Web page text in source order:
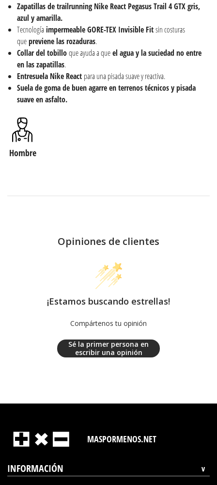
Zapatillas de trailrunning Nike React Pegasus Trail 4 GTX gris,
azul y amarilla.
Tecnología impermeable GORE-TEX Invisible Fitsin costuras
quepreviene las rozaduras.
Collar del tobilloque ayuda a queel agua y la suciedad no entre
en las zapatillas.
Entresuela Nike React para una pisada suave y reactiva.
Suela de goma de buen agarre en terrenos técnicos y pisada
suave en asfalto.
Hombre
Opiniones de clientes
¡Estamos buscando estrellas!
Compártenos tu opinión
Sé la primer persona en
escribir una opinión
MASPORMENOS.NET
INFORMACIÓN